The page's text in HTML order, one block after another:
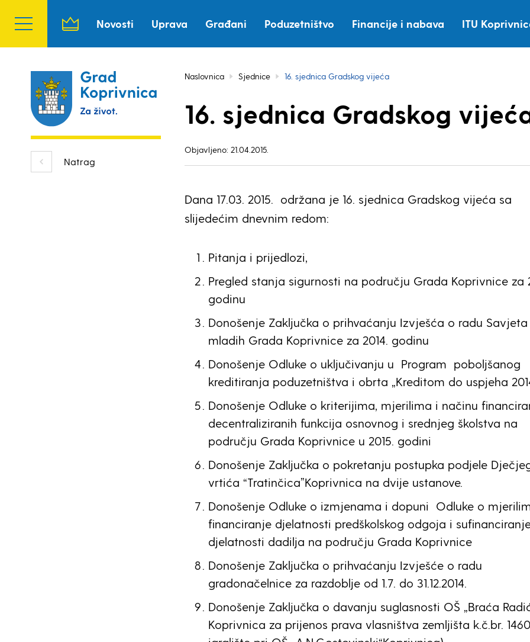
Novosti Uprava Građani Poduzetništvo Financije i nabava ITU
Natrag
Naslovnica Sjednice 16. sjednica Gradskog vijeća
16. sjednica Gradskog
Objavljeno: 21.04.2015.
Dana 17.03. 2015. održana je 16. sjednica Gradskog vijeća sa
slijedećim dnevnim redom:
Pitanja i prijedlozi,
Pregled stanja sigurnosti na području Grada Koprivnice za
godinu
Donošenje Zaključka o prihvaćanju Izvješća o radu Savjeta
mladih Grada Koprivnice za 2014. godinu
Donošenje Odluke o uključivanju u Program poboljšanog
kreditiranja poduzetništva i obrta „Kreditom do uspjeha
Donošenje Odluke o kriterijima, mjerilima i načinu
decentraliziranih funkcija osnovnog i srednjeg školstva na
području Grada Koprivnice u 2015. godini
Donošenje Zaključka o pokretanju postupka podjele
vrtića “Tratinčica”Koprivnica na dvije ustanove.
Donošenje Odluke o izmjenama i dopuni Odluke o
financiranje djelatnosti predškolskog odgoja i
djelatnosti dadilja na području Grada Koprivnice
Donošenje Zaključka o prihvaćanju Izvješće o radu
gradonačelnice za razdoblje od 1.7. do 31.12.2014.
Donošenje Zaključka o davanju suglasnosti OŠ „Braća
Koprivnica za prijenos prava vlasništva zemljišta k.č.br.